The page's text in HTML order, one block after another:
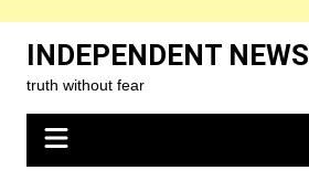
content
INDEPENDENT NEWS
truth without fear